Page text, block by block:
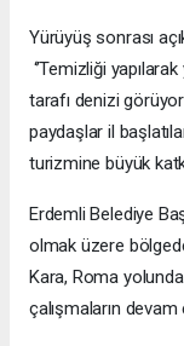
Yürüyüş sonrası
‘’Temizliği
tarafı denizi
paydaşlar il
turizmine büyük
Erdemli Belediye
olmak üzere
Kara, Roma
çalışmaların